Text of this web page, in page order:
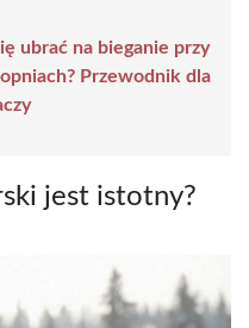
ubrać na bieganie przy
Przewodnik dla
jest istotny?